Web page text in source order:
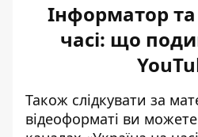
Інформатор
часі: що
Також слідкувати за
відеоформаті ви